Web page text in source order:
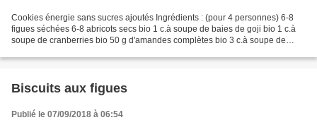
Cookies énergie sans sucres ajoutés Ingrédients : (pour 4 personnes) 6-8
figues séchées 6-8 abricots secs bio 1 c.à soupe de baies de goji bio 1 c.à
soupe de cranberries bio 50 g d'amandes complètes bio 3 c.à soupe de
Biscuits aux figues
Publié le 07/09/2018 à 06:54